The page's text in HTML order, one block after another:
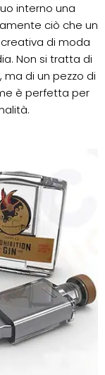
interno una
ciò che un
di moda
Non si tratta di
di un pezzo di
è perfetta per